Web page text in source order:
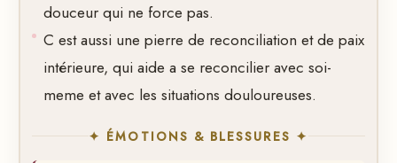
douceur qui ne force pas.
C est aussi une pierre de reconciliation et de paix
intérieure, qui aide a se reconcilier avec soi-
meme et avec les situations douloureuses.
✦ ÉMOTIONS & BLESSURES ✦